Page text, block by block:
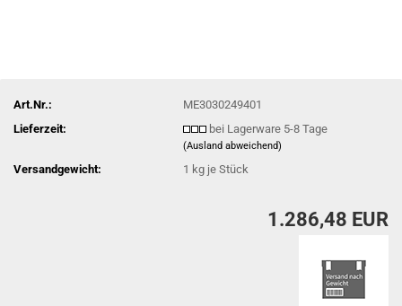
Art.Nr.:
ME3030249401
Lieferzeit:
bei Lagerware 5-8 Tage
(Ausland abweichend)
Versandgewicht: 1 kg je Stück
1.286,48 EUR